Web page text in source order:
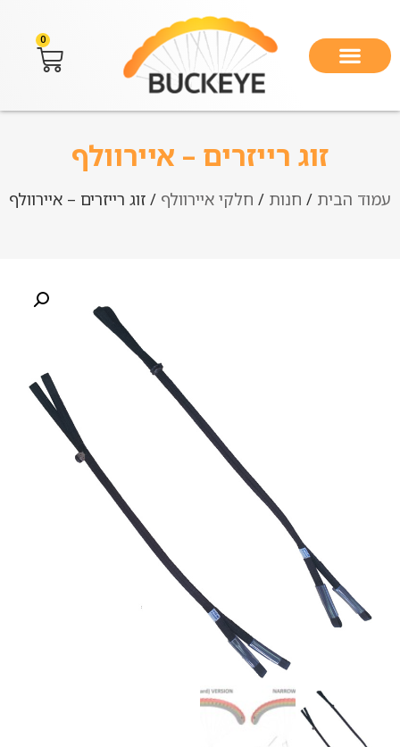
0
זוג רייזרים – איירוולף
עמוד הבית / חנות / חלקי איירוולף / זוג רייזרים – איירוולף